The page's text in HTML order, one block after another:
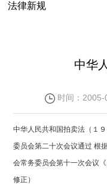
法律新规
中华
时间：2005-
中华人民共和国拍卖法（１
委员会第二十次会议通过 根
会常务委员会第十一次会议
修正）